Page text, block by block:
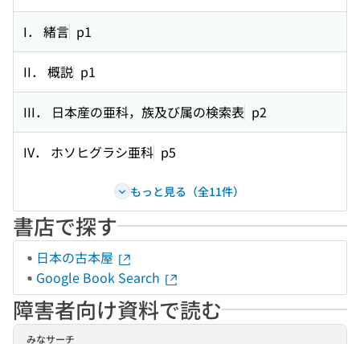
I． 緒言 p1
II． 概説 p1
III． 日本産の亜科，族及び属の検索表 p2
IV． ホソヒグラシ亜科 p5
もっと見る（全11件）
書店で探す
日本の古本屋
Google Book Search
障害者向け資料で読む
みなサーチ